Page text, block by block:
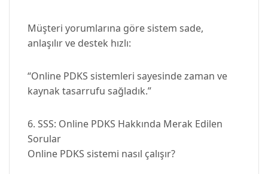
Müşteri yorumlarına göre sistem sade,
anlaşılır ve destek hızlı:
“Online PDKS sistemleri sayesinde zaman ve
kaynak tasarrufu sağladık.”
6. SSS: Online PDKS Hakkında Merak Edilen
Sorular
Online PDKS sistemi nasıl çalışır?